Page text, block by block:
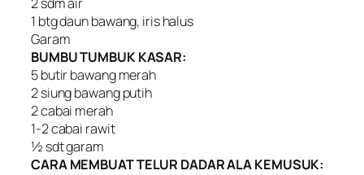
1 btg daun bawang, iris halus
Garam
BUMBU TUMBUK KASAR:
5 butir bawang merah
2 siung bawang putih
2 cabai merah
1-2 cabai rawit
½ sdt garam
CARA MEMBUAT TELUR DADAR ALA KEMUSUK: